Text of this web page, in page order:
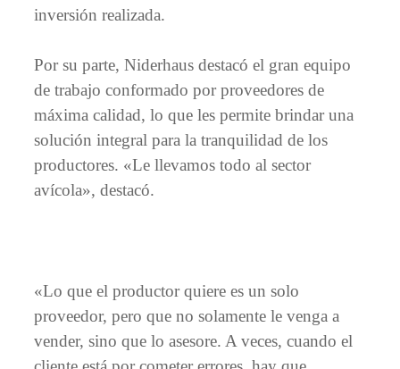
inversión realizada.
Por su parte, Niderhaus destacó el gran equipo
de trabajo conformado por proveedores de
máxima calidad, lo que les permite brindar una
solución integral para la tranquilidad de los
productores. «Le llevamos todo al sector
avícola», destacó.
«Lo que el productor quiere es un solo
proveedor, pero que no solamente le venga a
vender, sino que lo asesore. A veces, cuando el